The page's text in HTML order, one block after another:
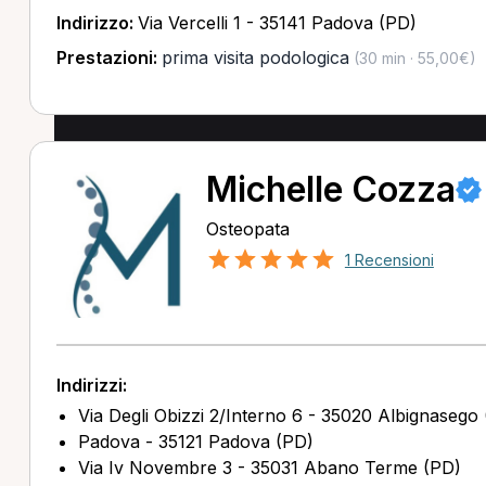
Indirizzo: Via Vercelli 1 - 35141 Padova (PD)
Prestazioni: prima visita podologica(30 min · 55,00€)
Michelle Cozza
Osteopata
1 Recensioni
Indirizzi:
Via Degli Obizzi 2/Interno 6 - 35020 Albignasego
Padova - 35121 Padova (PD)
Via Iv Novembre 3 - 35031 Abano Terme (PD)